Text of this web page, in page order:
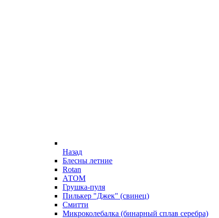
Назад
Блесны летние
Rotan
АТОМ
Грушка-пуля
Пилькер "Джек" (свинец)
Смитти
Микроколебалка (бинарный сплав серебра)